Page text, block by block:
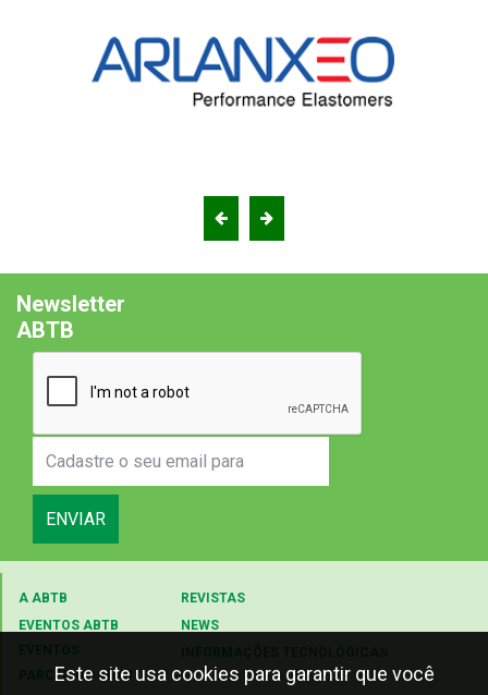
Newsletter
ABTB
ENVIAR
Este site usa cookies para garantir que você
A ABTB
EVENTOS ABTB
PARCEIROS ABTB
REVISTAS
NEWS